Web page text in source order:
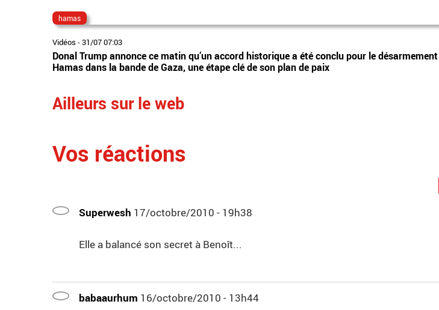
hamas
Vidéos -31/07 07:03
Donal Trump annonce ce matin qu’un accord historique a été conclu pour le
Hamas dans la bande de Gaza, une étape clé de son plan de paix
Ailleurs sur le web
Vos réactions
Superwesh 17/octobre/2010 - 19h38
Elle a balancé son secret à Benoît...
babaaurhum 16/octobre/2010 - 13h44